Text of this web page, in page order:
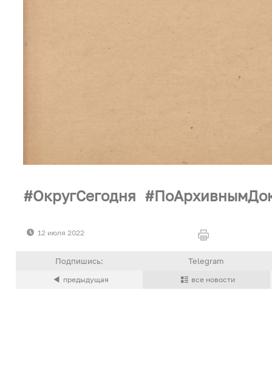
ОкругСегодня
12 июля 2022